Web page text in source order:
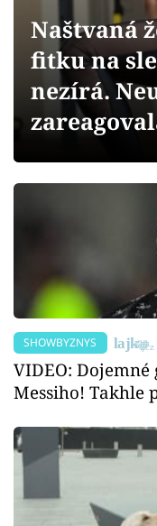
Videa
Sledujte
Naštvaná
fitku na
nezírá.
SHOWBYZNYS
VIDEO:
Messiho! Takhle